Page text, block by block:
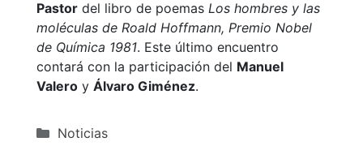
Pastor del libro de poemas Los hombres y las
moléculas de Roald Hoffmann, Premio Nobel
de Química 1981. Este último encuentro
contará con la participación del Manuel
Valero y Álvaro Giménez.
Categorías
Noticias